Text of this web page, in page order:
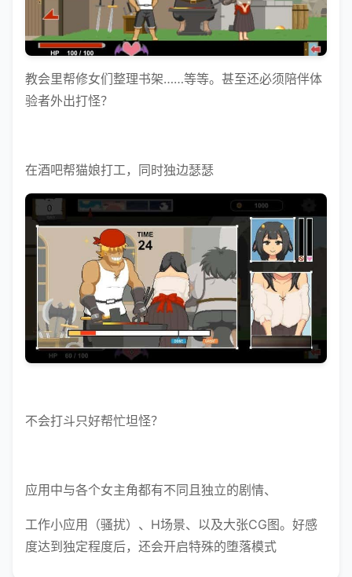
教会里帮修女们整理书架……等等。甚至还必须陪伴体
验者外出打怪？
在酒吧帮猫娘打工，同时独边瑟瑟
不会打斗只好帮忙坦怪？
应用中与各个女主角都有不同且独立的剧情、
工作小应用（骚扰）、H场景、以及大张CG图。好感
度达到独定程度后，还会开启特殊的堕落模式